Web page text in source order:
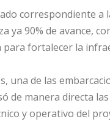
correspondiente a
ya 90% de avance,
fortalecer la
una de las
de manera directa
y operativo del